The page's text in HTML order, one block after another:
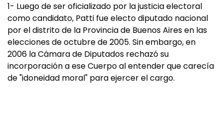
1- Luego de ser oficializado por la justicia electoral
como candidato, Patti fue electo diputado nacional
por el distrito de la Provincia de Buenos Aires en las
elecciones de octubre de 2005. Sin embargo, en
2006 la Cámara de Diputados rechazó su
incorporación a ese Cuerpo al entender que carecía
de "idoneidad moral" para ejercer el cargo.